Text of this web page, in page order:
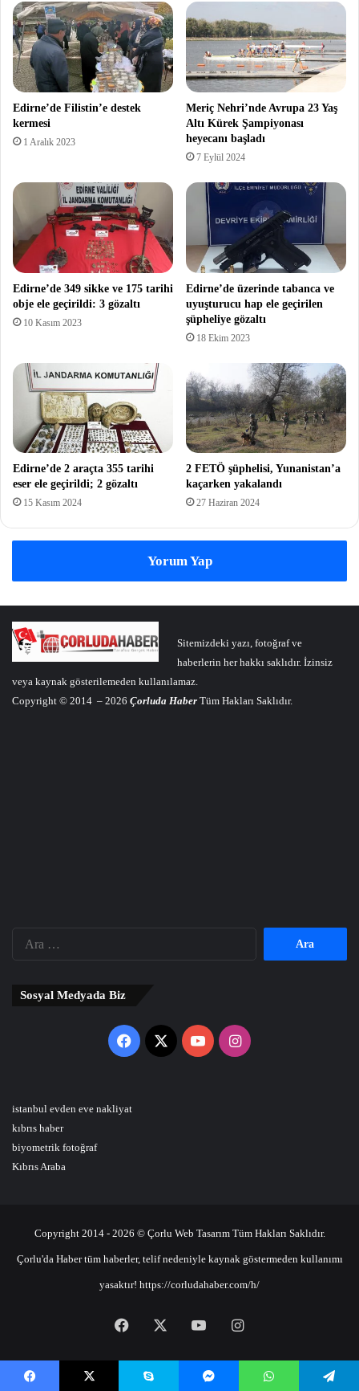
Edirne’de Filistin’e destek
kermesi
1 Aralık 2023
Meriç Nehri’nde Avrupa 23 Yaş
Altı Kürek Şampiyonası
heyecanı başladı
7 Eylül 2024
Edirne’de 349 sikke ve 175 tarihi
obje ele geçirildi: 3 gözaltı
10 Kasım 2023
Edirne’de üzerinde tabanca ve
uyuşturucu hap ele geçirilen
şüpheliye gözaltı
18 Ekim 2023
Edirne’de 2 araçta 355 tarihi
eser ele geçirildi; 2 gözaltı
15 Kasım 2024
2 FETÖ şüphelisi, Yunanistan’a
kaçarken yakalandı
27 Haziran 2024
Yorum Yap
Sitemizdeki yazı, fotoğraf ve
haberlerin her hakkı saklıdır. İzinsiz
veya kaynak gösterilemeden kullanılamaz.
Copyright © 2014 – 2026 Çorluda Haber Tüm Hakları Saklıdır.
Sosyal Medyada Biz
Facebook
X YouTubeInstagram
istanbul evden eve nakliyat
kıbrıs haber
biyometrik fotoğraf
Kıbrıs Araba
Copyright 2014 - 2026 © Çorlu Web Tasarım Tüm Hakları Saklıdır.
Çorlu'da Haber tüm haberler, telif nedeniyle kaynak göstermeden kullanımı
yasaktır! https://corludahaber.com/h/
Facebook YouTubeInstagram